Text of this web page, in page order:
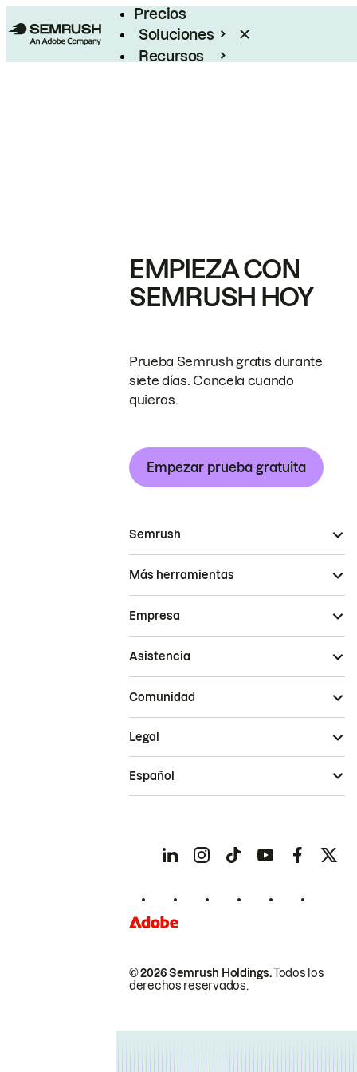
Precios
Soluciones
Recursos
EMPIEZA CON
SEMRUSH HOY
Prueba Semrush gratis durante
siete días. Cancela cuando
quieras.
Empezar prueba gratuita
Semrush
Más herramientas
Empresa
Asistencia
Comunidad
© 2026 Semrush Holdings.Todos los
derechos reservados.
Legal
Español